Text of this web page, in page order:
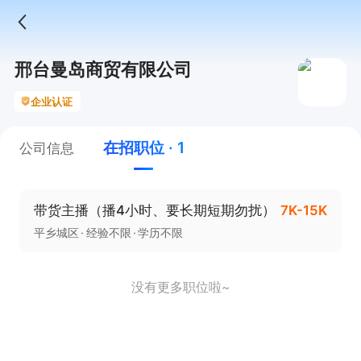
邢台曼岛商贸有限公司
企业认证
公司信息 在招职位 · 1
带货主播（播4小时、要长期短期勿扰） 7K-15K
平乡城区 经验不限 学历不限
没有更多职位啦~